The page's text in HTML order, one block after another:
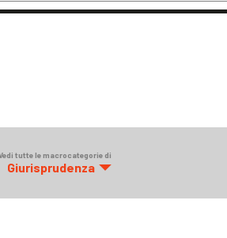
tutte le macrocategorie di
Giurisprudenza